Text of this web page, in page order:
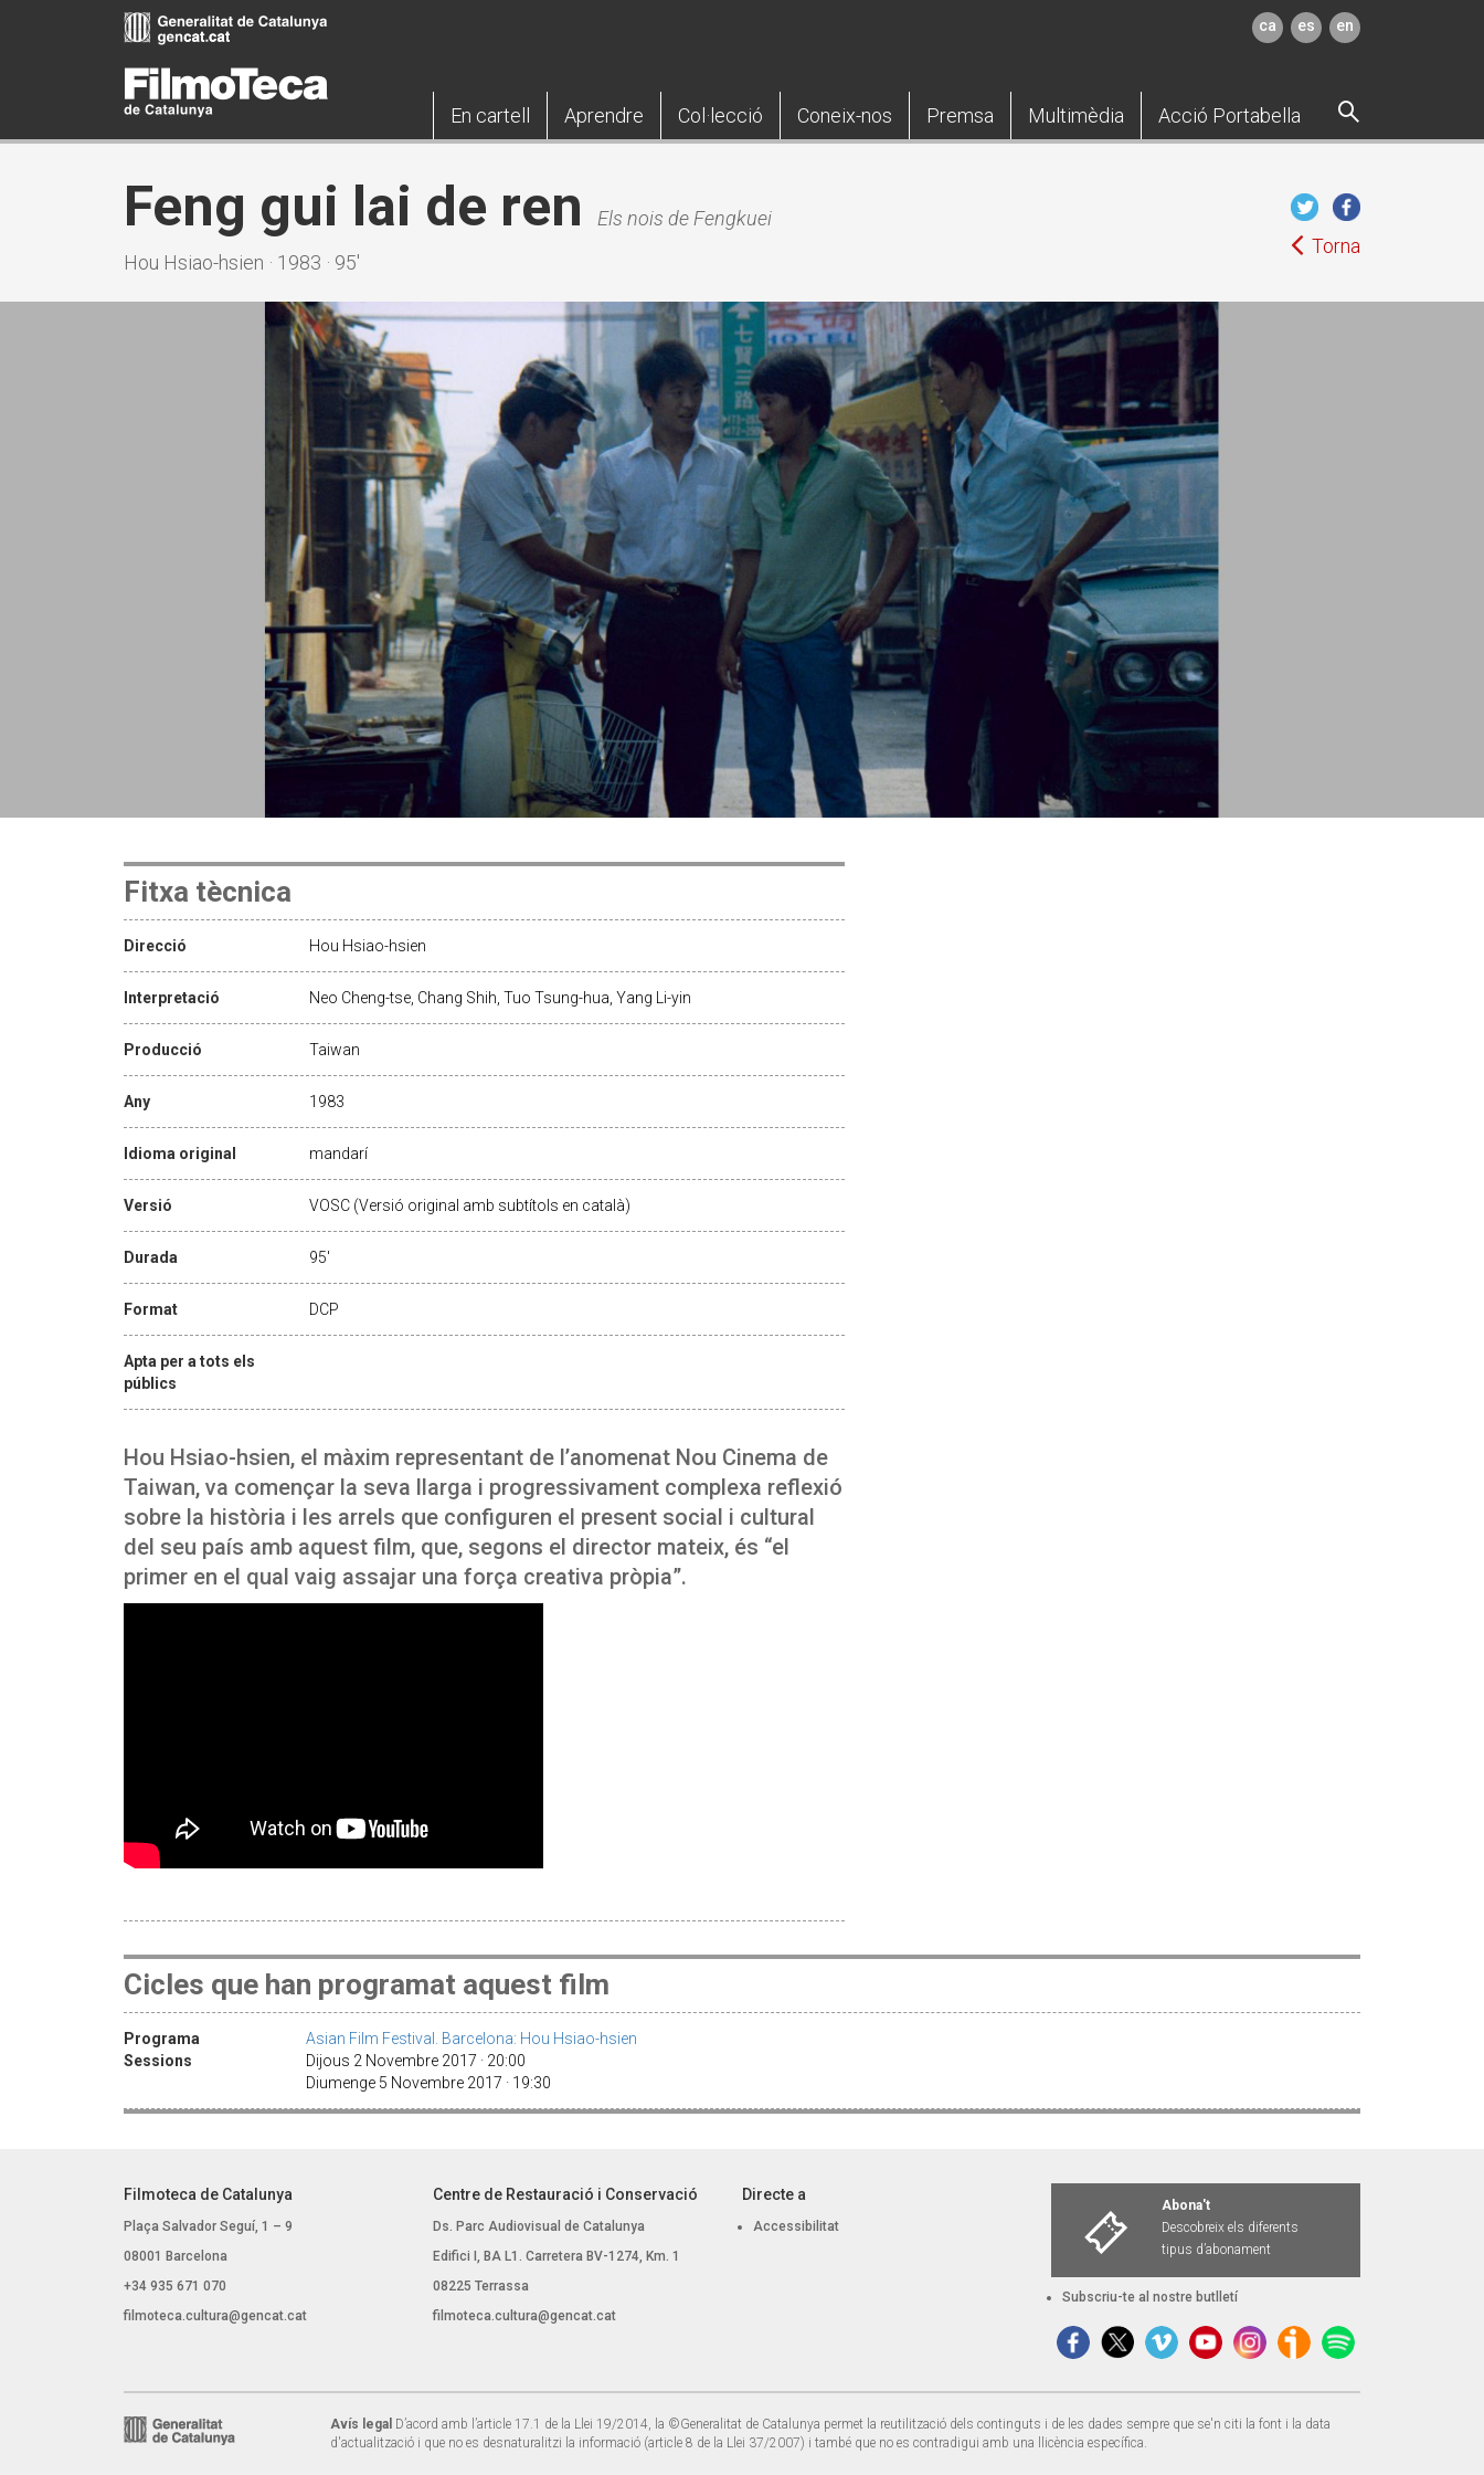
ca es en
En cartell Aprendre Col·lecció Coneix-nos Premsa Multimèdia Acció Portabella
Feng gui lai de ren
Els nois de Fengkuei
Hou Hsiao-hsien · 1983 · 95'
Torna
Fitxa tècnica
Direcció Hou Hsiao-hsien
Interpretació Neo Cheng-tse, Chang Shih, Tuo Tsung-hua, Yang Li-yin
Producció Taiwan
Any 1983
Idioma original mandarí
Versió VOSC (Versió original amb subtítols en català)
Durada 95'
Format DCP
Apta per a tots els
públics
Hou Hsiao-hsien, el màxim representant de l’anomenat Nou Cinema de
Taiwan, va començar la seva llarga i progressivament complexa reflexió
sobre la història i les arrels que configuren el present social i cultural
del seu país amb aquest film, que, segons el director mateix, és “el
primer en el qual vaig assajar una força creativa pròpia”.
Cicles que han programat aquest film
Programa
Asian Film Festival. Barcelona: Hou Hsiao-hsien
Sessions
Dijous 2 Novembre 2017 · 20:00
Diumenge 5 Novembre 2017 · 19:30
Filmoteca de Catalunya
Plaça Salvador Seguí, 1 – 9
08001 Barcelona
+34 935 671 070
filmoteca.cultura@gencat.cat
Centre de Restauració i Conservació
Ds. Parc Audiovisual de Catalunya
Edifici I, BA L1. Carretera BV-1274, Km. 1
08225 Terrassa
filmoteca.cultura@gencat.cat
Directe a
Accessibilitat
Abona't
Descobreix els diferents
tipus d’abonament
Subscriu-te al nostre butlletí
Avís legal D’acord amb l’article 17.1 de la Llei 19/2014, la ©Generalitat de Catalunya permet la reutilització dels continguts i de les dades sempre que se'n citi la font i la data
d'actualització i que no es desnaturalitzi la informació (article 8 de la Llei 37/2007) i també que no es contradigui amb una llicència específica.